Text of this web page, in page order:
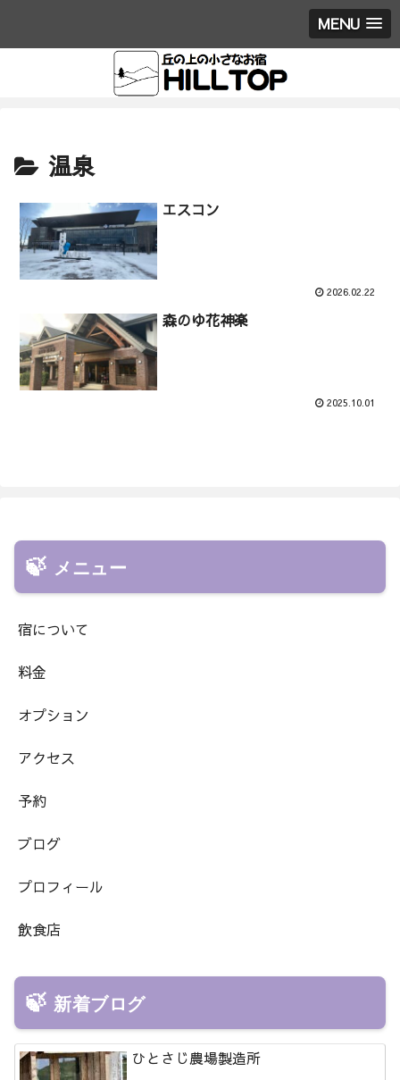
MENU
温泉
エスコン
2026.02.22
森のゆ花神楽
2025.10.01
メニュー
宿について
料金
オプション
アクセス
予約
ブログ
プロフィール
飲食店
新着ブログ
ひとさじ農場製造所